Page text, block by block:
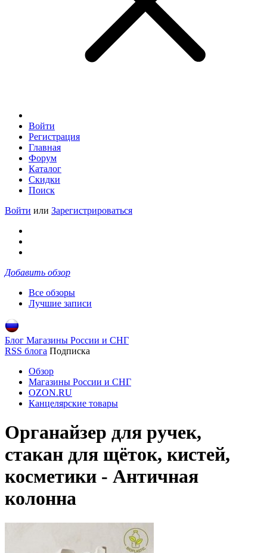
Войти
Регистрация
Главная
Форум
Каталог
Скидки
Поиск
Войти или Зарегистрироваться
Добавить обзор
Все обзоры
Лучшие записи
Блог Магазины России и СНГ
RSS блога Подписка
Обзор
Магазины России и СНГ
OZON.RU
Канцелярские товары
Органайзер для ручек,
стакан для щёток, кистей,
косметики - Античная
колонна